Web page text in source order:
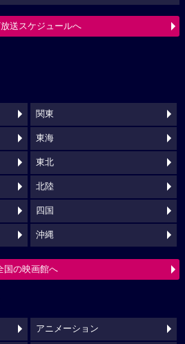
送スケジュールへ
関東
東海
東北
北陸
四国
沖縄
国の映画館へ
アニメーション